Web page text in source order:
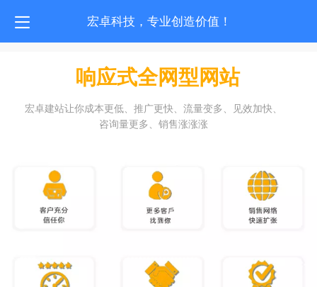
宏卓科技，专业创造价值！
宏卓建站让你成本更低、推广更快、流量变多、见效加快、
咨询量更多、销售涨涨涨
响应式全网型网站